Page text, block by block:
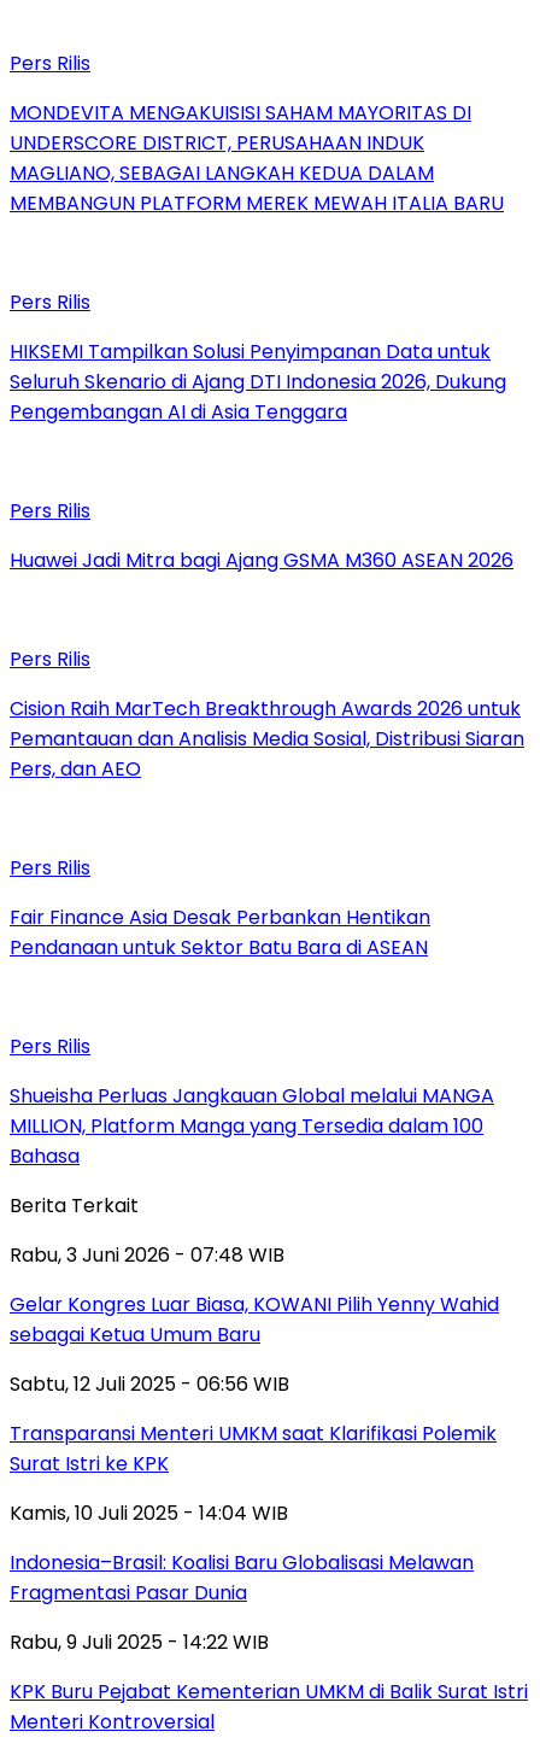
Pers Rilis
MONDEVITA MENGAKUISISI SAHAM MAYORITAS DI
UNDERSCORE DISTRICT, PERUSAHAAN INDUK
MAGLIANO, SEBAGAI LANGKAH KEDUA DALAM
MEMBANGUN PLATFORM MEREK MEWAH ITALIA BARU
Pers Rilis
HIKSEMI Tampilkan Solusi Penyimpanan Data untuk
Seluruh Skenario di Ajang DTI Indonesia 2026, Dukung
Pengembangan AI di Asia Tenggara
Pers Rilis
Huawei Jadi Mitra bagi Ajang GSMA M360 ASEAN 2026
Pers Rilis
Cision Raih MarTech Breakthrough Awards 2026 untuk
Pemantauan dan Analisis Media Sosial, Distribusi Siaran
Pers, dan AEO
Pers Rilis
Fair Finance Asia Desak Perbankan Hentikan
Pendanaan untuk Sektor Batu Bara di ASEAN
Pers Rilis
Shueisha Perluas Jangkauan Global melalui MANGA
MILLION, Platform Manga yang Tersedia dalam 100
Bahasa
Berita Terkait
Rabu, 3 Juni 2026 - 07:48 WIB
Gelar Kongres Luar Biasa, KOWANI Pilih Yenny Wahid
sebagai Ketua Umum Baru
Sabtu, 12 Juli 2025 - 06:56 WIB
Transparansi Menteri UMKM saat Klarifikasi Polemik
Surat Istri ke KPK
Kamis, 10 Juli 2025 - 14:04 WIB
Indonesia–Brasil: Koalisi Baru Globalisasi Melawan
Fragmentasi Pasar Dunia
Rabu, 9 Juli 2025 - 14:22 WIB
KPK Buru Pejabat Kementerian UMKM di Balik Surat Istri
Menteri Kontroversial